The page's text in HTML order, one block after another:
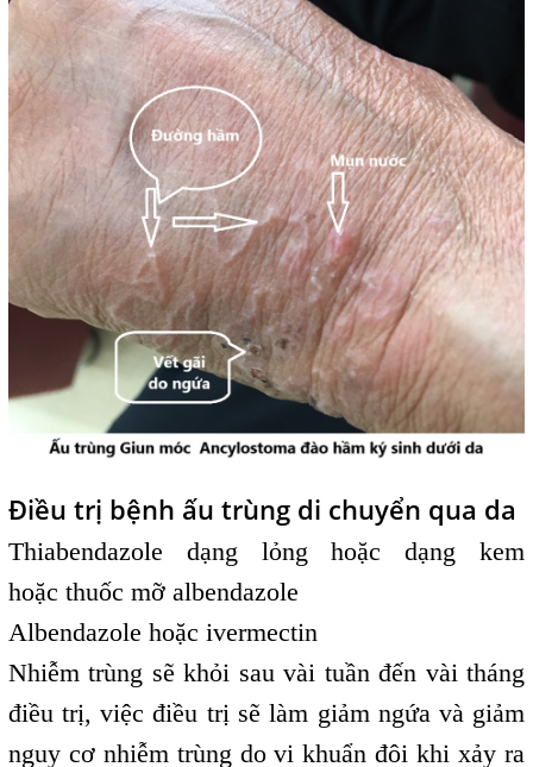
Điều trị bệnh ấu trùng di chuyển qua da
Thiabendazole dạng lỏng hoặc dạng kem
hoặc thuốc mỡ albendazole
Albendazole hoặc ivermectin
Nhiễm trùng sẽ khỏi sau vài tuần đến vài tháng
điều trị, việc điều trị sẽ làm giảm ngứa và giảm
nguy cơ nhiễm trùng do vi khuẩn đôi khi xảy ra